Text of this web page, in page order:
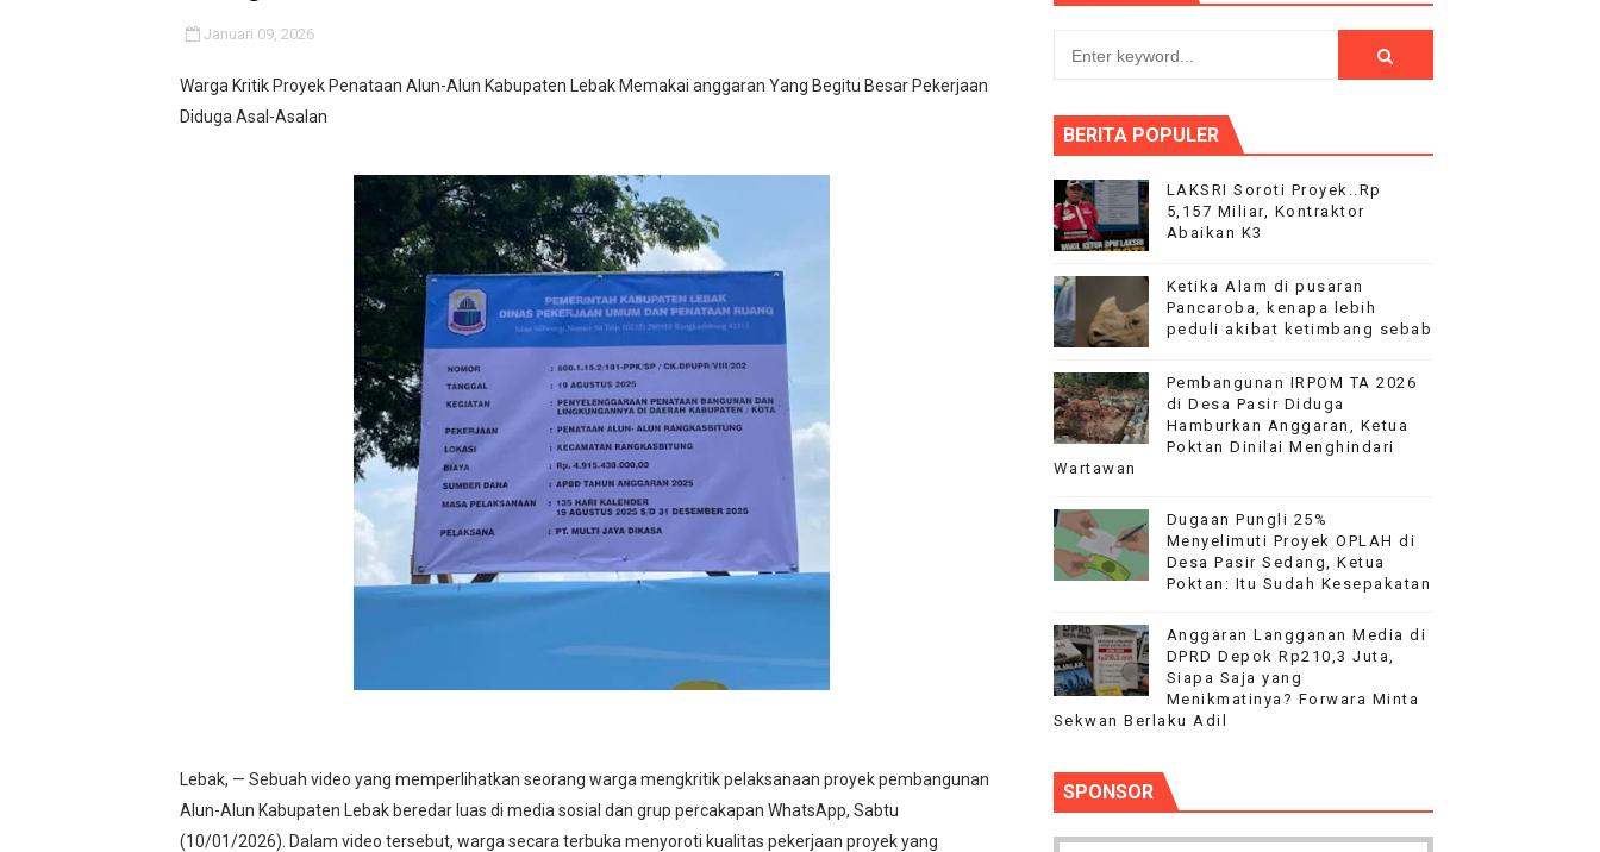
‎UCAPKAN TERIMA KASIH PIHAK SEKOLAH KEPADA KONTRAKTOR ATAS PELAKSANAN PEMBANGUNAN RKB SMAN 18‎
Terkait Pemberitaan Di Desa Lewibalang : Camat kecamatan Cikeusik Sigap Menanggapi
Jangan "Masak Bodoh," Pejabat Harus Layani Kompirmasi Wartawan
Proyek Revitalisasi PAUD KB Al-Hikmah Serang Rp361 Juta Disorot, Kepala Sekolah Diduga Menghindar saat Dikonfirmasi
Januari 09, 2026
Warga Kritik Proyek Penataan Alun-Alun Kabupaten Lebak Memakai anggaran Yang Begitu Besar Pekerjaan
Diduga Asal-Asalan
Lebak, — Sebuah video yang memperlihatkan seorang warga mengkritik pelaksanaan proyek pembangunan
Alun-Alun Kabupaten Lebak beredar luas di media sosial dan grup percakapan WhatsApp, Sabtu
(10/01/2026). Dalam video tersebut, warga secara terbuka menyoroti kualitas pekerjaan proyek yang
BERITA POPULER
LAKSRI Soroti Proyek..Rp
5,157 Miliar, Kontraktor
Abaikan K3
Ketika Alam di pusaran
Pancaroba, kenapa lebih
peduli akibat ketimbang sebab
Pembangunan IRPOM TA 2026
di Desa Pasir Diduga
Hamburkan Anggaran, Ketua
Poktan Dinilai Menghindari
Wartawan
Dugaan Pungli 25%
Menyelimuti Proyek OPLAH di
Desa Pasir Sedang, Ketua
Poktan: Itu Sudah Kesepakatan
Anggaran Langganan Media di
DPRD Depok Rp210,3 Juta,
Siapa Saja yang
Menikmatinya? Forwara Minta
Sekwan Berlaku Adil
SPONSOR